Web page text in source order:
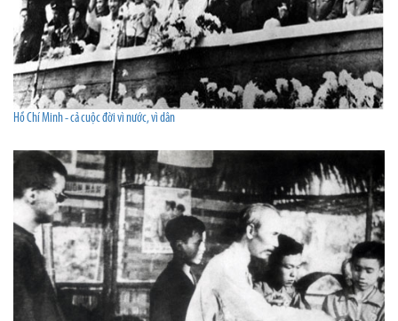
Hồ Chí Minh - cả cuộc đời vì nước, vì dân